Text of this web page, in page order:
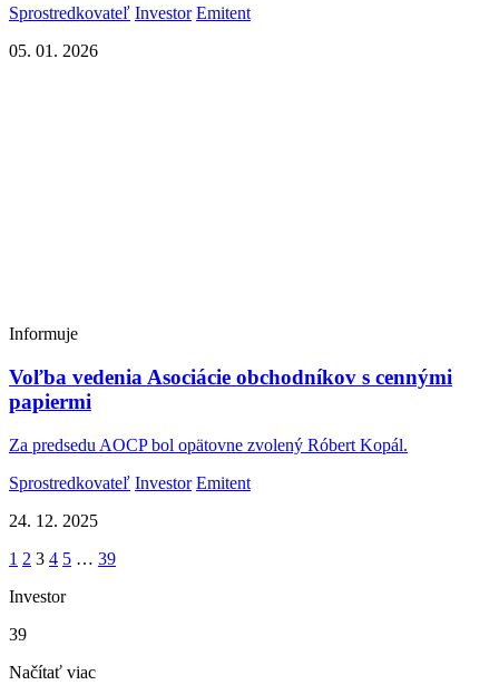
Sprostredkovateľ Investor Emitent
05. 01. 2026
Informuje
Voľba vedenia Asociácie obchodníkov s cennými
papiermi
Za predsedu AOCP bol opätovne zvolený Róbert Kopál.
Sprostredkovateľ Investor Emitent
24. 12. 2025
1 2 3 4 5 … 39
Investor
39
Načítať viac